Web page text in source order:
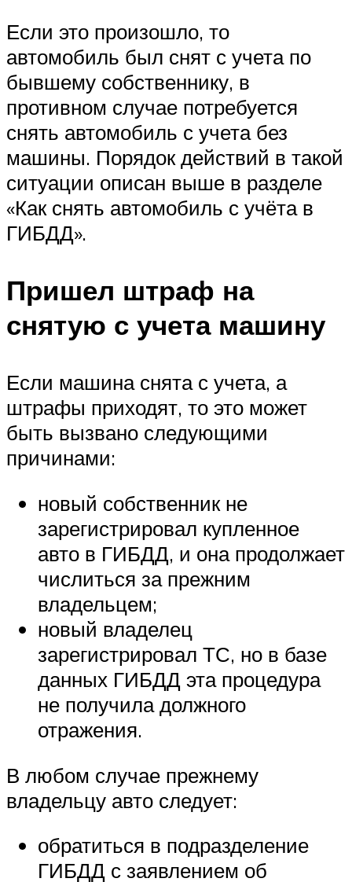
Если это произошло, то
автомобиль был снят с учета по
бывшему собственнику, в
противном случае потребуется
снять автомобиль с учета без
машины. Порядок действий в такой
ситуации описан выше в разделе
«Как снять автомобиль с учёта в
ГИБДД».
Пришел штраф на
снятую с учета машину
Если машина снята с учета, а
штрафы приходят, то это может
быть вызвано следующими
причинами:
новый собственник не
зарегистрировал купленное
авто в ГИБДД, и она продолжает
числиться за прежним
владельцем;
новый владелец
зарегистрировал ТС, но в базе
данных ГИБДД эта процедура
не получила должного
отражения.
В любом случае прежнему
владельцу авто следует:
обратиться в подразделение
ГИБДД с заявлением об